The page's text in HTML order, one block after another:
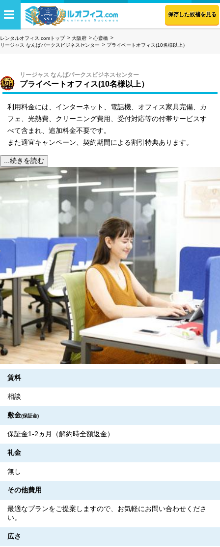
保存した候補を見る
レンタルオフィス.comトップ 大阪府
心斎橋
リージャス なんばパークスビジネスセンター
プライベートオフィス(10名様以上）
リージャス なんばパークスビジネスセンター
プライベートオフィス(10名様以上）
利用料金には、インターネット、電話機、オフィス家具完備、カ
フェ、光熱費、クリーニング費用、受付対応等の付帯サービスす
べて含まれ、追加料金不要です。
また適宜キャンペーン、契約期間による割引特典あります。
...続きを読む
賃料
相談
敷金(保証金)
保証金1-2ヵ月（解約時全額返金）
礼金
無し
その他費用
最適なプランをご提案しますので、お気軽にお問い合わせくださ
い。
広さ